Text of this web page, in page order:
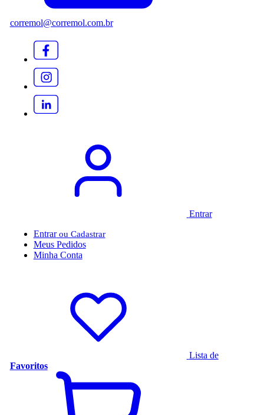
corremol@corremol.com.br
Entrar
Entrar
Meus Pedidos
Minha Conta
Lista de
Favoritos